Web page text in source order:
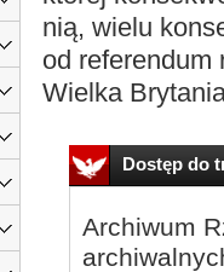
nią, wielu
od referendum
Wielka
Dostęp do
Archiwum